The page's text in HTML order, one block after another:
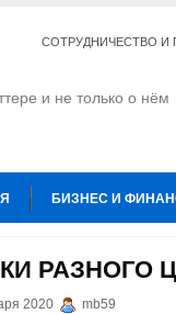
СОТРУДНИЧЕСТВО И
и не только о нём
БИЗНЕС И
ПРИРУЧИЛИ
РАЗНОГО
2020 mb59